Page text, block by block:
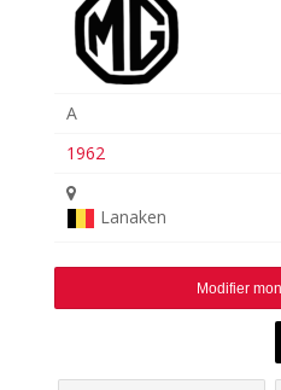
A
1962
Lanaken
Modifier